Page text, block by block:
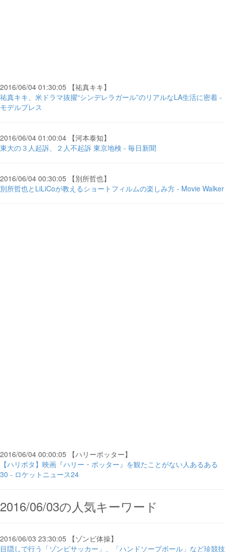
2016/06/04 01:30:05 【祐真キキ】
祐真キキ、米ドラマ抜擢“シンデレラガール”のリアルなLA生活に密着 -
モデルプレス
2016/06/04 01:00:04 【河本泰知】
東大の３人起訴、２人不起訴 東京地検 - 毎日新聞
2016/06/04 00:30:05 【別所哲也】
別所哲也とLiLiCoが教えるショートフィルムの楽しみ方 - Movie Walker
2016/06/04 00:00:05 【ハリーポッター】
【ハリポタ】映画『ハリー・ポッター』を観たことがない人あるある
30 - ロケットニュース24
2016/06/03の人気キーワード
2016/06/03 23:30:05 【ゾンビ体操】
目隠しで行う「ゾンビサッカー」、「ハンドソープボール」など珍競技